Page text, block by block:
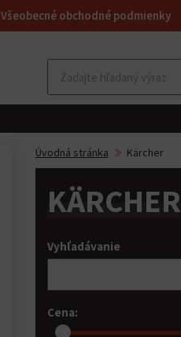
Všeobecné obchodné podmienky
Úvodná stránka Kärcher
KÄRCHER
Vyhľadávanie
Cena: